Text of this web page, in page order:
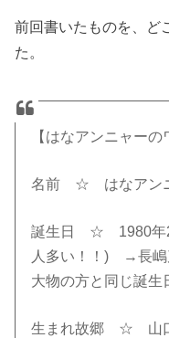
前回書いたものを、ど
た。
【はなアンニャー
名前 ☆ はなアン
誕生日 ☆ 1980
人多い！！) →長嶋
大物の方と同じ誕生
生まれ故郷 ☆ 山口